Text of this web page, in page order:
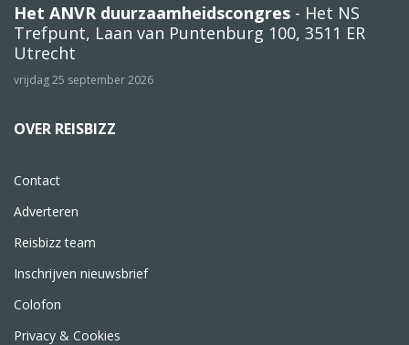
Het ANVR duurzaamheidscongres - Het NS
Trefpunt, Laan van Puntenburg 100, 3511 ER
Utrecht
vrijdag 25 september 2026
OVER REISBIZZ
Contact
Adverteren
Reisbizz team
Inschrijven nieuwsbrief
Colofon
Privacy & Cookies